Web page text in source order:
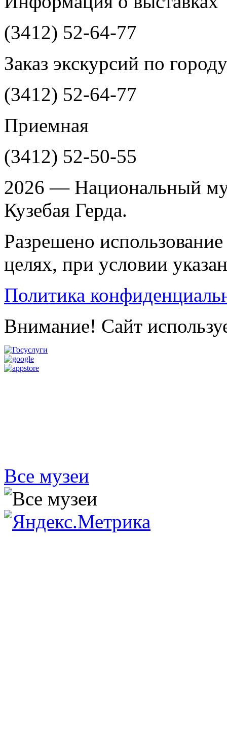
(3412) 52-64-77
Заказ экскурсий по городу
(3412) 52-64-77
Приемная
(3412) 52-50-55
2026 — Национальный
Кузебая Герда.
Разрешено
целях, при условии
Политика
Внимание! Сайт
Все музеи